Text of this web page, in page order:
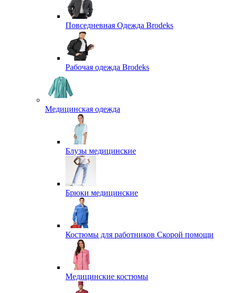
Повседневная Одежда Brodeks
Рабочая одежда Brodeks
Медицинская одежда
Блузы медицинские
Брюки медицинские
Костюмы для работников Скорой помощи
Медицинские костюмы